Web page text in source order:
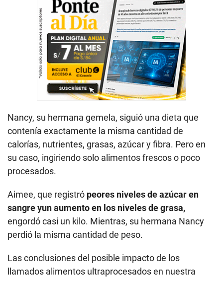
Nancy, su hermana gemela, siguió una dieta que
contenía exactamente la misma cantidad de
calorías, nutrientes, grasas, azúcar y fibra. Pero en
su caso, ingiriendo solo alimentos frescos o poco
procesados.
Aimee, que registró peores niveles de azúcar en
sangre yun aumento en los niveles de grasa,
engordó casi un kilo. Mientras, su hermana Nancy
perdió la misma cantidad de peso.
Las conclusiones del posible impacto de los
llamados alimentos ultraprocesados en nuestra